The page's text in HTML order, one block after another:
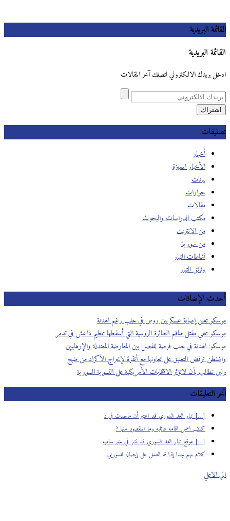
القائمة البريدية
القائمة البريدية
ادخل بريدك الالكتروني لتصلك آخر المقالات
تصنيفات
أخبار
الأخبار المميزة
بيانات
حوارات
مقالات
مكتب الدراسات والبحوث
من الانترنت
من سورية
نشاطات التيار
وثائق التيار
أحدث الإضافات
موسكو تعلن إصابة عسكريين روس في حلب رغم الهدنة
موسكو تنفي مقتل طاقم الطائرة الروسية التي أسقطها تنظيم داعش في تدمر
موسكو: الهدنة في حلب فرصة للفصل بين المعارضة المعتدلة والإرهابيين
واشنطن ترفض التعليق على تعاونها مع أنقرة لإخراج الأكراد من منبج
برلين تطالب بأن لاتؤثر الانتخابات الأمريكية على التسوية السورية
آخر التعليقات
[…] تيار الغد السوري قد اعتبر أن ماحدث في د
كيف اعمل اقامه عائليه وما المقصود منها ?
[…] موقع تيار الغد السوري قد نشر في خبر ساب
كلام مهم جدا إذا تم العمل على إيصاله للسوريي
الي الاعلي